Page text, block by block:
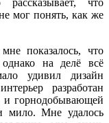
мог понять, как же
показалось, что
однако на делё всё
удивил дизайн
разработан
и горнодобывающей
мило. Мне удалось